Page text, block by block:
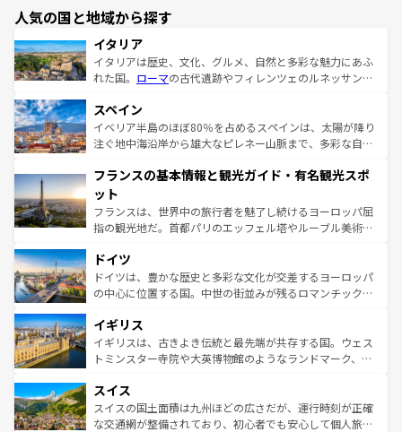
人気の国と地域から探す
イタリア
イタリアは歴史、文化、グルメ、自然と多彩な魅力にあふ
れた国。 ローマの古代遺跡やフィレンツェのルネッサンス
ろん、トスカーナの美しい田園風景やアマルフィ海岸の絶
景など、自然景観も見逃せない。観光の合間には、本場の
ピザやパスタなど、絶品のイタリア料理を堪能することも
ませてくれるイタリアで、忘れられない旅をしてみよう！
なお、新着のイタリア情報は
しい。
スペイン
イベリア半島のほぼ80％を占めるスペインは、太陽が降り
注ぐ地中海沿岸から雄大なピレネー山脈まで、多彩な自然
文化が根付くこの国では、情熱的なフラメンコ、熱気あふ
れる闘牛、そして美味しいタパスが生活の一部となってい
る。首都マドリードの洗練された雰囲気や、バルセロナの
アートに溢れた街角から、地方では古代ローマ遺跡や中世
せる。地方によって風土や気候が異なるスペインはその個
性で訪れる人を魅了する。 なお、新着のスペイン情報は コ
ンテンツ一覧を参照してほしい。
フランスの基本情報と観光ガイド・有名観光スポ
ット
フランスは、世界中の旅行者を魅了し続けるヨーロッパ屈
指の観光地だ。首都パリのエッフェル塔やルーブル美術館
で、幅広い魅力が詰まっている。華麗な宮殿、歴史的な大
聖堂、美しいビーチ、そして豊かな自然が、訪れる者を心
から魅了する。また、フランスは美食の国としても知ら
いる。シャンパンの発祥地であるランス、プロヴァンスの
香り高いラベンダー畑など、多彩な楽しみ方が可能だ。さ
らに、パリ以外の地域にも魅力が溢れており、どの街角に
れる地方に足を運ぶとそれぞれで全く異なる文化を体験で
きるだろう。 なお、新着のフランス情報はコンテンツ一覧
を参照してほしい。
ドイツ
ドイツは、豊かな歴史と多彩な文化が交差するヨーロッパ
の中心に位置する国。中世の街並みが残るロマンチック街
顔を持つこの国は、どこを歩いても飽きることがない。ベ
ルリンの文化的活気、バイエルン州のアルプスの絶景、そ
してライン川沿いのワイン畑といった風景は必見。ビール
は、お酒好きな人にはぜひ体験してほしい。 なお、新着の
ドイツ情報はコンテンツ一覧を参照してほしい。
イギリス
イギリスは、古きよき伝統と最先端が共存する国。ウェス
トミンスター寺院や大英博物館のようなランドマーク、歴
リアごとに異なる魅力がある。また、優雅なアフタヌーン
ティー、ビール好きにはたまらない英国パブ、サッカー観
戦など、本場だからこそできる体験も豊富。イギリスを旅
スイス
スイスの国土面積は九州ほどの広さだが、運行時刻が正確
な交通網が整備されており、初心者でも安心して個人旅行